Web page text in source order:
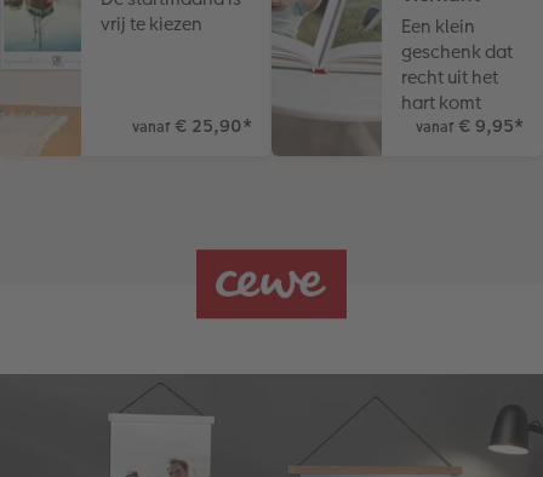
vrij te kiezen
vanaf € 25,90*
Een klein
geschenk dat
recht uit het
hart komt
vanaf € 9,95*